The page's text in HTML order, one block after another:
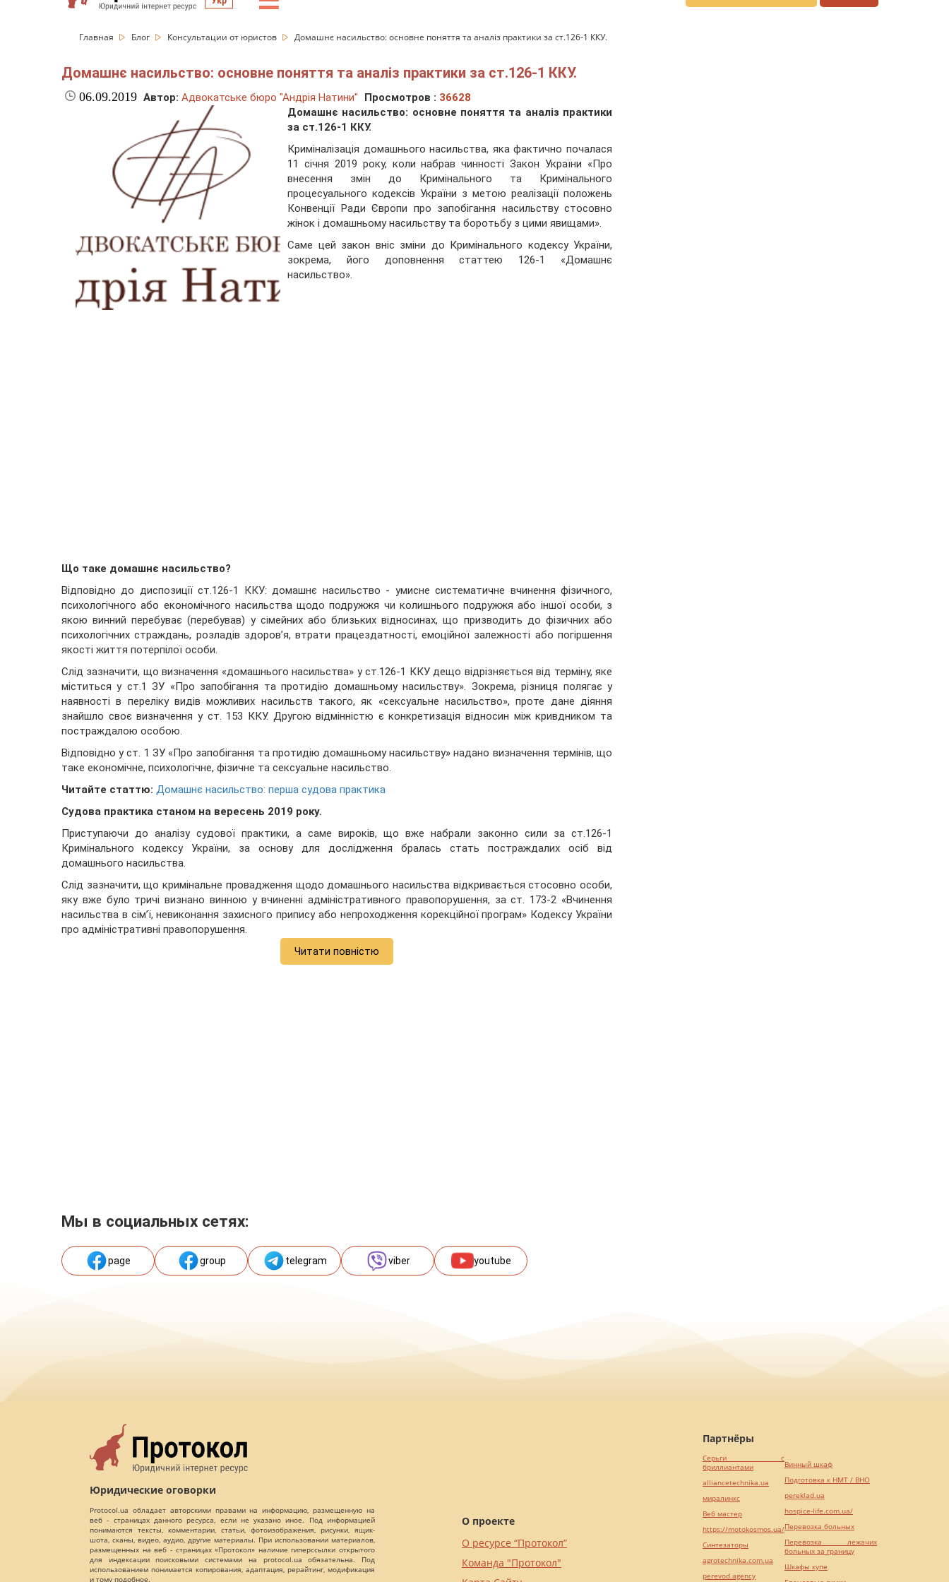
Главная Блог Консультации от юристов Домашнє насильство: основне поняття та аналіз практики за ст.126-1 ККУ.
Домашнє насильство: основне поняття та аналіз практики за ст.126-1 ККУ.
06.09.2019 Автор: Адвокатське бюро "Андрія Натини" Просмотров : 36628
Домашнє насильство: основне поняття та аналіз практики
за ст.126-1 ККУ.
Криміналізація домашнього насильства, яка фактично почалася
11 січня 2019 року, коли набрав чинності Закон України «Про
внесення змін до Кримінального та Кримінального
процесуального кодексів України з метою реалізації положень
Конвенції Ради Європи про запобігання насильству стосовно
жінок і домашньому насильству та боротьбу з цими явищами».
Саме цей закон вніс зміни до Кримінального кодексу України,
зокрема, його доповнення статтею 126-1 «Домашнє
насильство».
Що таке домашнє насильство?
Відповідно до диспозиції ст.126-1 ККУ: домашнє насильство - умисне систематичне вчинення фізичного,
психологічного або економічного насильства щодо подружжя чи колишнього подружжя або іншої особи, з
якою винний перебуває (перебував) у сімейних або близьких відносинах, що призводить до фізичних або
психологічних страждань, розладів здоров’я, втрати працездатності, емоційної залежності або погіршення
якості життя потерпілої особи.
Слід зазначити, що визначення «домашнього насильства» у ст.126-1 ККУ дещо відрізняється від терміну, яке
міститься у ст.1 ЗУ «Про запобігання та протидію домашньому насильству». Зокрема, різниця полягає у
наявності в переліку видів можливих насильств такого, як «сексуальне насильство», проте дане діяння
знайшло своє визначення у ст. 153 ККУ. Другою відмінністю є конкретизація відносин між кривдником та
постраждалою особою.
Відповідно у ст. 1 ЗУ «Про запобігання та протидію домашньому насильству» надано визначення термінів, що
таке економічне, психологічне, фізичне та сексуальне насильство.
Читайте статтю: Домашнє насильство: перша судова практика
Судова практика станом на вересень 2019 року.
Приступаючи до аналізу судової практики, а саме вироків, що вже набрали законно сили за ст.126-1
Кримінального кодексу України, за основу для дослідження бралась стать постраждалих осіб від
домашнього насильства.
Слід зазначити, що кримінальне провадження щодо домашнього насильства відкривається стосовно особи,
яку вже було тричі визнано винною у вчиненні адміністративного правопорушення, за ст. 173-2 «Вчинення
насильства в сім’ї, невиконання захисного припису або непроходження корекційної програм» Кодексу України
про адміністративні правопорушення.
Читати повністю
Мы в социальных сетях:
page group telegram viber youtube
Юридические оговорки
Protocol.ua обладает авторскими правами на информацию, размещенную на
веб - страницах данного ресурса, если не указано иное. Под информацией
понимаются тексты, комментарии, статьи, фотоизображения, рисунки, ящик-
шота, сканы, видео, аудио, другие материалы. При использовании материалов,
размещенных на веб - страницах «Протокол» наличие гиперссылки открытого
для индексации поисковыми системами на protocol.ua обязательна. Под
использованием понимается копирования, адаптация, рерайтинг, модификация
и тому подобное.
О проекте
О ресурсе “Протокол”
Команда "Протокол"
Партнёры
Серьги с
бриллиантами
alliancetechnika.ua
миралинкс
Веб мастер
https://motokosmos.ua/
Синтезаторы
agrotechnika.com.ua
perevod.agency
Винный шкаф
Подготовка к НМТ / ВНО
pereklad.ua
hospice-life.com.ua/
Перевозка больных
Перевозка лежачих
больных за границу
Шкафы купе